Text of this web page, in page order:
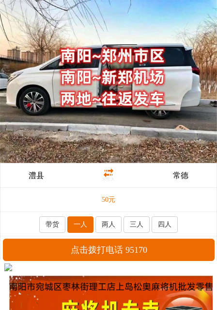
澧县 50元/人 常德
50元
带货 一人 两人 三人 四人
点击拨打电话 95170